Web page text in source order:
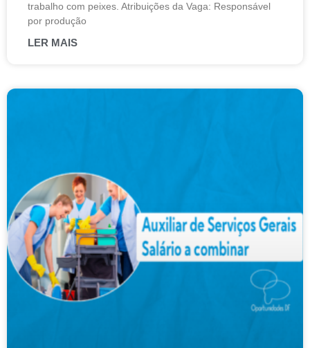
trabalho com peixes. Atribuições da Vaga: Responsável
por produção
LER MAIS